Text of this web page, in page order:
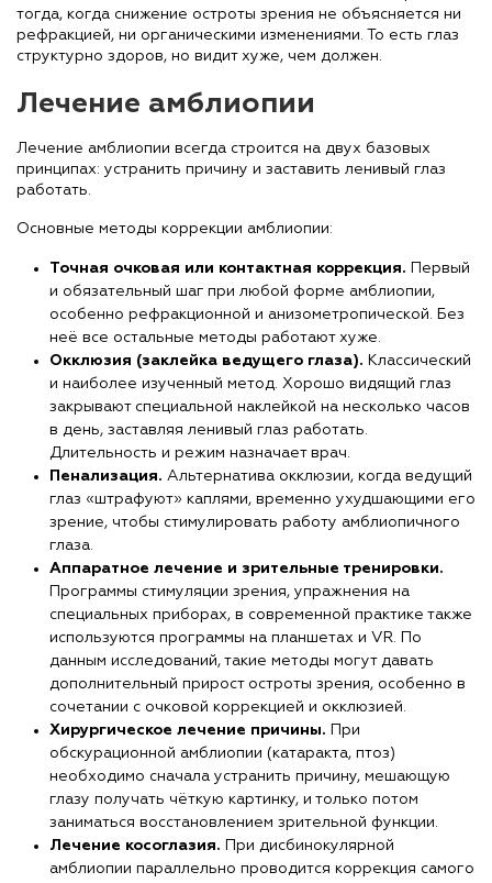
тогда, когда снижение остроты зрения не объясняется ни
рефракцией, ни органическими изменениями. То есть глаз
структурно здоров, но видит хуже, чем должен.
Лечение амблиопии
Лечение амблиопии всегда строится на двух базовых
принципах: устранить причину и заставить ленивый глаз
работать.
Основные методы коррекции амблиопии:
Точная очковая или контактная коррекция. Первый
и обязательный шаг при любой форме амблиопии,
особенно рефракционной и анизометропической. Без
неё все остальные методы работают хуже.
Окклюзия (заклейка ведущего глаза). Классический
и наиболее изученный метод. Хорошо видящий глаз
закрывают специальной наклейкой на несколько часов
в день, заставляя ленивый глаз работать.
Длительность и режим назначает врач.
Пенализация. Альтернатива окклюзии, когда ведущий
глаз «штрафуют» каплями, временно ухудшающими его
зрение, чтобы стимулировать работу амблиопичного
глаза.
Аппаратное лечение и зрительные тренировки.
Программы стимуляции зрения, упражнения на
специальных приборах, в современной практике также
используются программы на планшетах и VR. По
данным исследований, такие методы могут давать
дополнительный прирост остроты зрения, особенно в
сочетании с очковой коррекцией и окклюзией.
Хирургическое лечение причины. При
обскурационной амблиопии (катаракта, птоз)
необходимо сначала устранить причину, мешающую
глазу получать чёткую картинку, и только потом
заниматься восстановлением зрительной функции.
Лечение косоглазия. При дисбинокулярной
амблиопии параллельно проводится коррекция самого